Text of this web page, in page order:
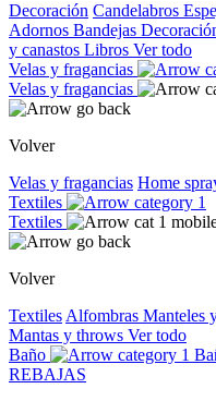
Decoración Candelabros
Adornos Bandejas
y canastos Libros Ver todo
Velas y fragancias
Velas y fragancias
Volver
Velas y fragancias Home
Textiles
Textiles
Volver
Textiles Alfombras Manteles
Mantas y throws Ver todo
Baño
REBAJAS